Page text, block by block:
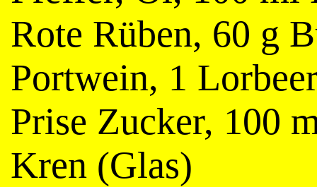
Rote Rüben, 60 g
Portwein, 1
Prise Zucker, 100
Kren (Glas)